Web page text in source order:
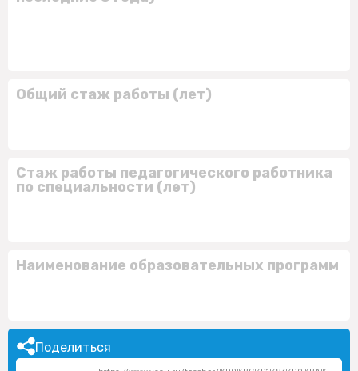
Общий стаж работы (лет)
Стаж работы педагогического работника
по специальности (лет)
Наименование образовательных программ
Поделиться